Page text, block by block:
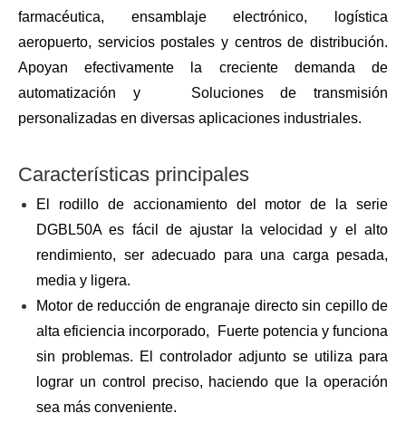
farmacéutica, ensamblaje electrónico, logística
aeropuerto, servicios postales y centros de distribución.
Apoyan efectivamente la creciente demanda de
automatización y Soluciones de transmisión
personalizadas en diversas aplicaciones industriales.
Características principales
El rodillo de accionamiento del motor de la serie
DGBL50A es fácil de ajustar la velocidad y el alto
rendimiento, ser adecuado para una carga pesada,
media y ligera.
Motor de reducción de engranaje directo sin cepillo de
alta eficiencia incorporado, Fuerte potencia y funciona
sin problemas. El controlador adjunto se utiliza para
lograr un control preciso, haciendo que la operación
sea más conveniente.